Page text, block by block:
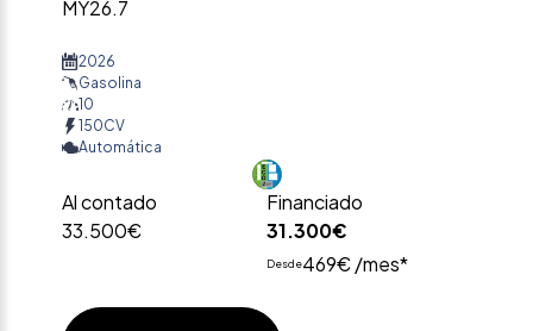
MY26.7
2026
Gasolina
10
150CV
Automática
Al contado
33.500€
Financiado
31.300€
Desde469€ /mes*